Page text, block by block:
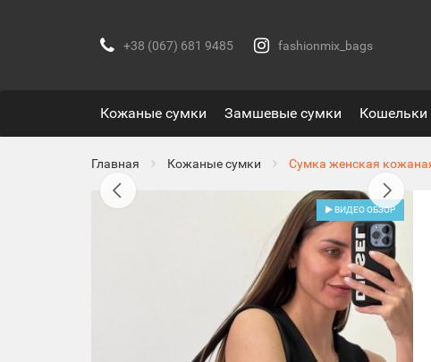
+38 (067) 681 9485 fashionmix_bags
Кожаные сумки Замшевые сумки Кошельки
Главная Кожаные сумки Сумка женская
ВИДЕО ОБЗОР